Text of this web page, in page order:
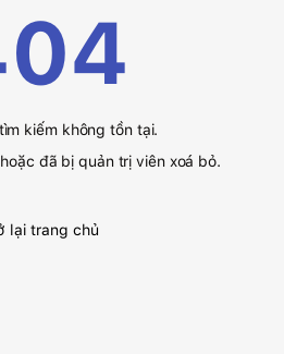
kiếm không tồn tại.
đã bị quản trị viên xoá bỏ.
lại trang chủ